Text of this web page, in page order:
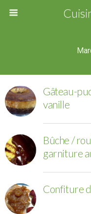
Gâteau-
vanille
Bûche /
garniture
Confiture